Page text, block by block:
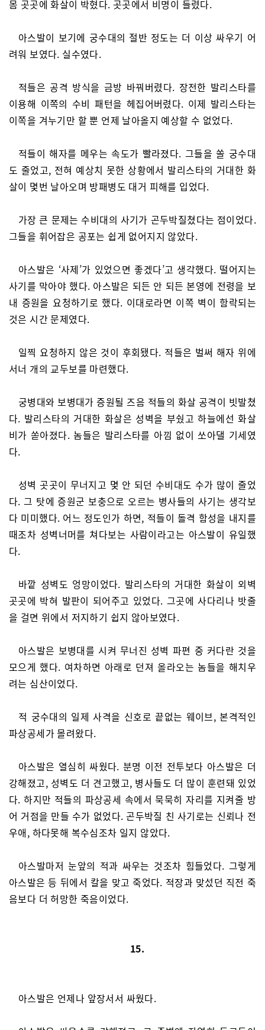
몸 곳곳에 화살이 박혔다. 곳곳에서 비명이 들렸다.
아스발이 보기에 궁수대의 절반 정도는 더 이상 싸우기 어
려워 보였다. 실수였다.
적들은 공격 방식을 금방 바꿔버렸다. 장전한 발리스타를
이용해 이쪽의 수비 패턴을 헤집어버렸다. 이제 발리스타는
이쪽을 겨누기만 할 뿐 언제 날아올지 예상할 수 없었다.
적들이 해자를 메우는 속도가 빨라졌다. 그들을 쏠 궁수대
도 줄었고, 전혀 예상치 못한 상황에서 발리스타의 거대한 화
살이 몇번 날아오며 방패병도 대거 피해를 입었다.
가장 큰 문제는 수비대의 사기가 곤두박질쳤다는 점이었다.
그들을 휘어잡은 공포는 쉽게 없어지지 않았다.
아스발은 ‘사제’가 있었으면 좋겠다’고 생각했다. 떨어지는
사기를 막아야 했다. 아스발은 되든 안 되든 본영에 전령을 보
내 증원을 요청하기로 했다. 이대로라면 이쪽 벽이 함락되는
것은 시간 문제였다.
일찍 요청하지 않은 것이 후회됐다. 적들은 벌써 해자 위에
서너 개의 교두보를 마련했다.
궁병대와 보병대가 증원될 즈음 적들의 화살 공격이 빗발쳤
다. 발리스타의 거대한 화살은 성벽을 부쉈고 하늘에선 화살
비가 쏟아졌다. 놈들은 발리스타를 아낌 없이 쏘아댈 기세였
다.
성벽 곳곳이 무너지고 몇 안 되던 수비대도 수가 많이 줄었
다. 그 탓에 증원군 보충으로 오르는 병사들의 사기는 생각보
다 미미했다. 어느 정도인가 하면, 적들이 돌격 함성을 내지를
때조차 성벽너머를 쳐다보는 사람이라고는 아스발이 유일했
다.
바깥 성벽도 엉망이었다. 발리스타의 거대한 화살이 외벽
곳곳에 박혀 발판이 되어주고 있었다. 그곳에 사다리나 밧줄
을 걸면 위에서 저지하기 쉽지 않아보였다.
아스발은 보병대를 시켜 무너진 성벽 파편 중 커다란 것을
모으게 했다. 여차하면 아래로 던져 올라오는 놈들을 해치우
려는 심산이었다.
적 궁수대의 일제 사격을 신호로 끝없는 웨이브, 본격적인
파상공세가 몰려왔다.
아스발은 열심히 싸웠다. 분명 이전 전투보다 아스발은 더
강해졌고, 성벽도 더 견고했고, 병사들도 더 많이 훈련돼 있었
다. 하지만 적들의 파상공세 속에서 묵묵히 자리를 지켜줄 방
어 거점을 만들 수가 없었다. 곤두박질 친 사기로는 신뢰나 전
우애, 하다못해 복수심조차 일지 않았다.
아스발마저 눈앞의 적과 싸우는 것조차 힘들었다. 그렇게
아스발은 등 뒤에서 칼을 맞고 죽었다. 적장과 맞섰던 직전 죽
음보다 더 허망한 죽음이었다.
15.
아스발은 언제나 앞장서서 싸웠다.